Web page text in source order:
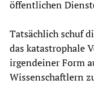
öffentlichen
Tatsächlich schuf
das katastrophale
irgendeiner Form
Wissenschaftlern